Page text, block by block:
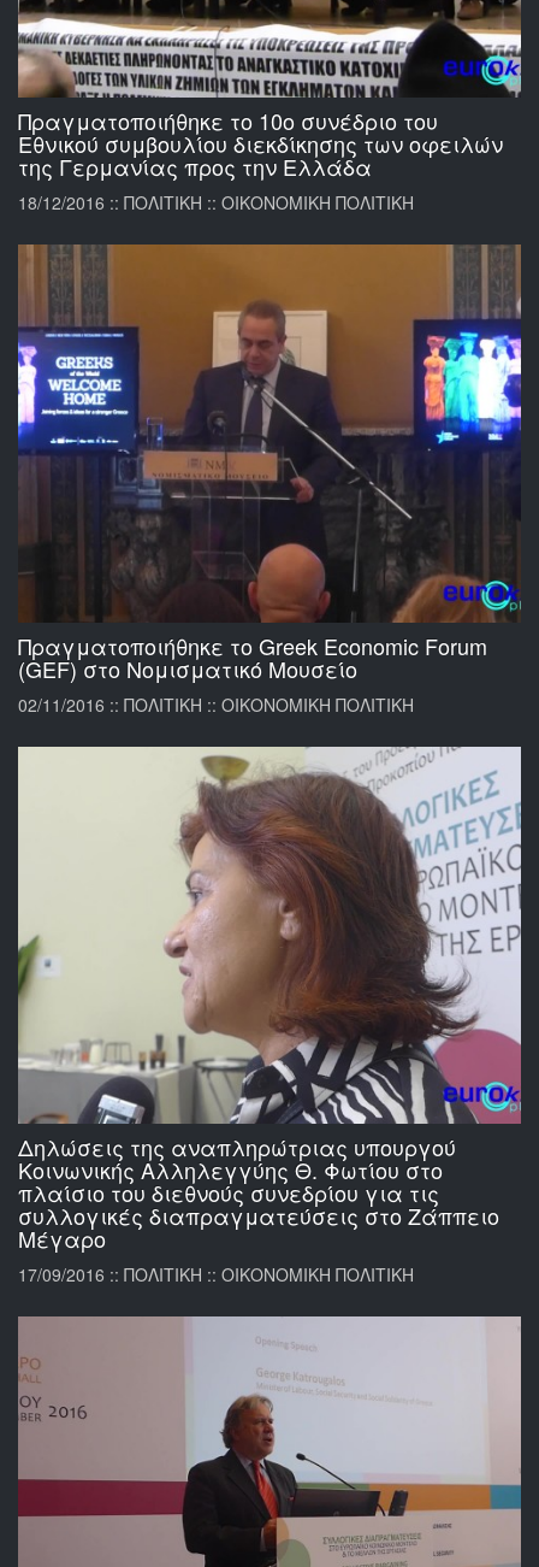
Πραγματοποιήθηκε το 10o συνέδριο του
Εθνικού συμβουλίου διεκδίκησης των οφειλών
της Γερμανίας προς την Ελλάδα
18/12/2016 :: ΠΟΛΙΤΙΚΗ :: ΟΙΚΟΝΟΜΙΚΗ ΠΟΛΙΤΙΚΗ
Πραγματοποιήθηκε το Greek Economic Forum
(GEF) στο Νομισματικό Μουσείο
02/11/2016 :: ΠΟΛΙΤΙΚΗ :: ΟΙΚΟΝΟΜΙΚΗ ΠΟΛΙΤΙΚΗ
Δηλώσεις της αναπληρώτριας υπουργού
Κοινωνικής Αλληλεγγύης Θ. Φωτίου στο
πλαίσιο του διεθνούς συνεδρίου για τις
συλλογικές διαπραγματεύσεις στο Ζάππειο
Μέγαρο
17/09/2016 :: ΠΟΛΙΤΙΚΗ :: ΟΙΚΟΝΟΜΙΚΗ ΠΟΛΙΤΙΚΗ